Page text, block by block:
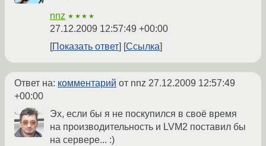
nnz ★★★★
27.12.2009 12:57:49 +00:00
Показать ответ
Ссылка
Ответ на: комментарий от nnz 27.12.2009 12:57:49
+00:00
Эх, если бы я не поскупился в своё время
на производительность и LVM2 поставил бы
на сервере... :)